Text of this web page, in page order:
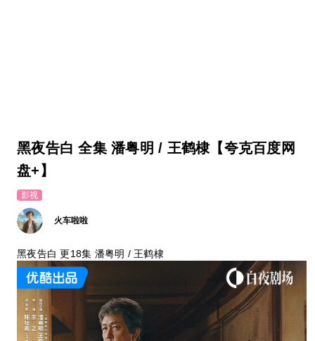
黑夜告白 全集 潘粤明 / 王鹤棣【夸克百度网
盘+】
影视
火车啦啦
黑夜告白 更18集 潘粤明 / 王鹤棣